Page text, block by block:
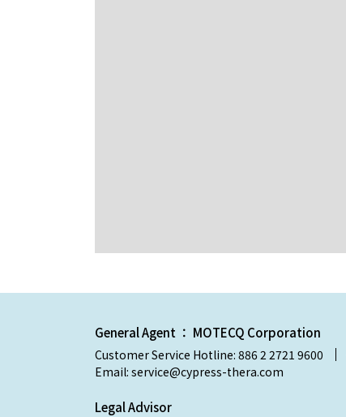
General Agent ： MOTECQ Corporation
Customer Service Hotline: 886 2 2721 9600
Email: service@cypress-thera.com
Legal Advisor